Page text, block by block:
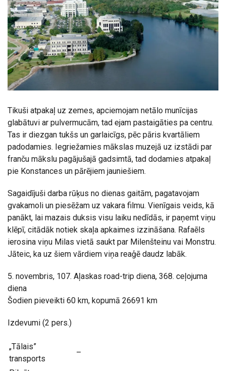
Tikuši atpakaļ uz zemes, apciemojam netālo munīcijas
glabātuvi ar pulvermucām, tad ejam pastaigāties pa centru.
Tas ir diezgan tukšs un garlaicīgs, pēc pāris kvartāliem
padodamies. Iegriežamies mākslas muzejā uz izstādi par
franču mākslu pagājušajā gadsimtā, tad dodamies atpakaļ
pie Konstances un pārējiem jauniešiem.
Sagaidījuši darba rūķus no dienas gaitām, pagatavojam
gvakamoli un piesēžam uz vakara filmu. Vienīgais veids, kā
panākt, lai mazais duksis visu laiku nedīdās, ir paņemt viņu
klēpī, citādāk notiek skaļa apkaimes izzināšana. Rafaēls
ierosina viņu Milas vietā saukt par Milenšteinu vai Monstru.
Jāteic, ka uz šiem vārdiem viņa reaģē daudz labāk.
5. novembris, 107. Aļaskas road-trip diena, 368. ceļojuma
diena
Šodien pieveikti 60 km, kopumā 26691 km
Izdevumi (2 pers.)
„Tālais”
transports
–